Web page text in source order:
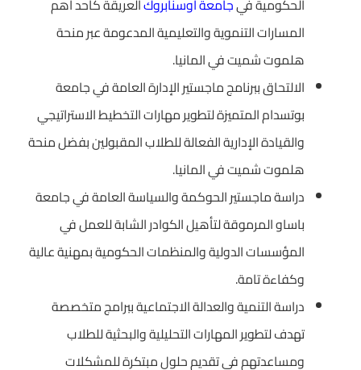
المسارات التنموية والتعليمية المدعومة عبر منحة
هلموت شميت في المانيا.
الالتحاق ببرنامج ماجستير الإدارة العامة في جامعة
بوتسدام المتميزة لتطوير مهارات التخطيط الاستراتيجي
والقيادة الإدارية الفعالة للطلاب المقبولين بفضل منحة
هلموت شميت في المانيا.
دراسة ماجستير الحوكمة والسياسة العامة في جامعة
باساو المرموقة لتأهيل الكوادر الشابة للعمل في
المؤسسات الدولية والمنظمات الحكومية بمهنية عالية
وكفاءة تامة.
دراسة التنمية والعدالة الاجتماعية ببرامج متخصصة
تهدف لتطوير المهارات التحليلية والبحثية للطلاب
ومساعدتهم في تقديم حلول مبتكرة للمشكلات